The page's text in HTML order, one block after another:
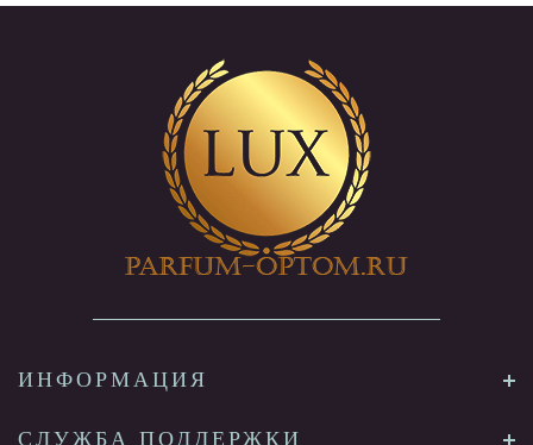
ИНФОРМАЦИЯ
СЛУЖБА ПОДДЕРЖКИ